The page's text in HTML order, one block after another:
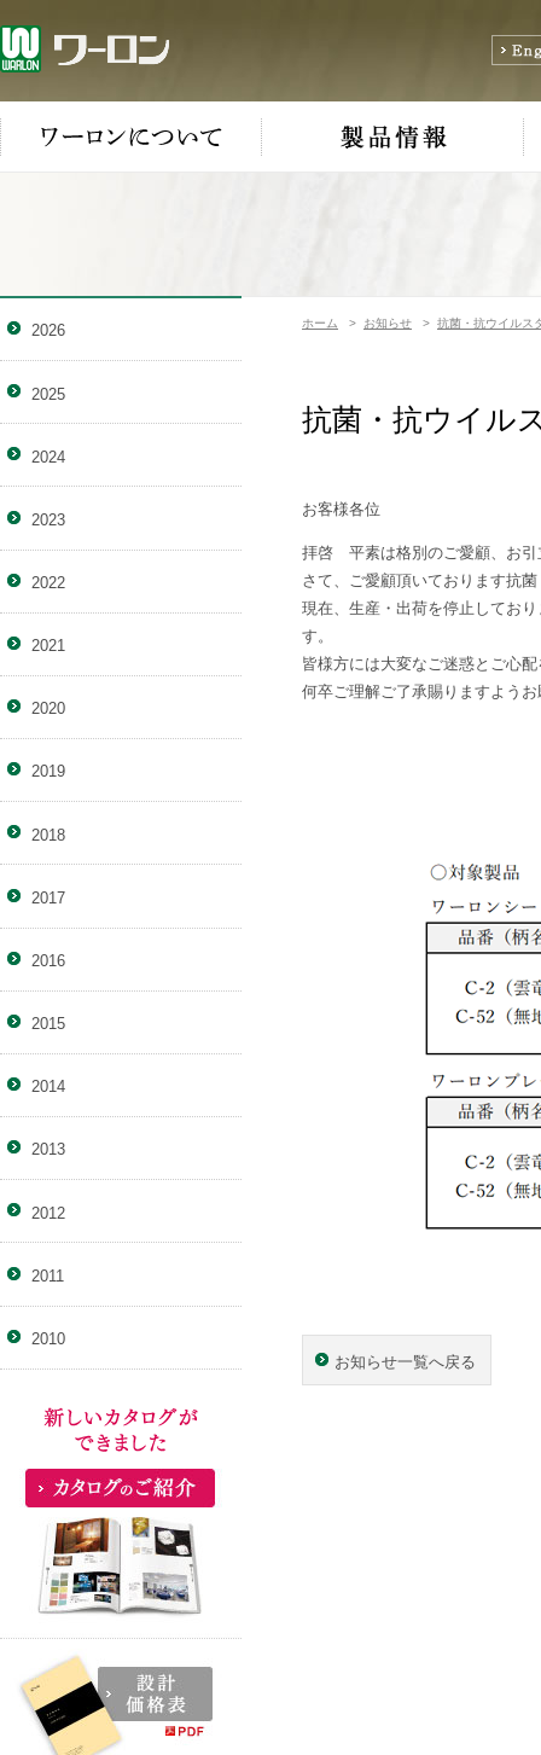
ホーム > お知らせ > 抗菌・抗ウイルス
抗菌・抗ウイル
お客様各位
拝啓 平素は格別のご愛顧、お引
さて、ご愛顧頂いております抗
現在、生産・出荷を停止してお
す。
皆様方には大変なご迷惑とご心
何卒ご理解ご了承賜りますよう
お知らせ一覧へ戻る
2026
2025
2024
2023
2022
2021
2020
2019
2018
2017
2016
2015
2014
2013
2012
2011
2010